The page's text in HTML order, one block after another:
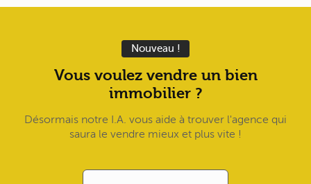
Nouveau !
Vous voulez vendre un bien
immobilier ?
Désormais notre I.A. vous aide à trouver l'agence qui
saura le vendre mieux et plus vite !